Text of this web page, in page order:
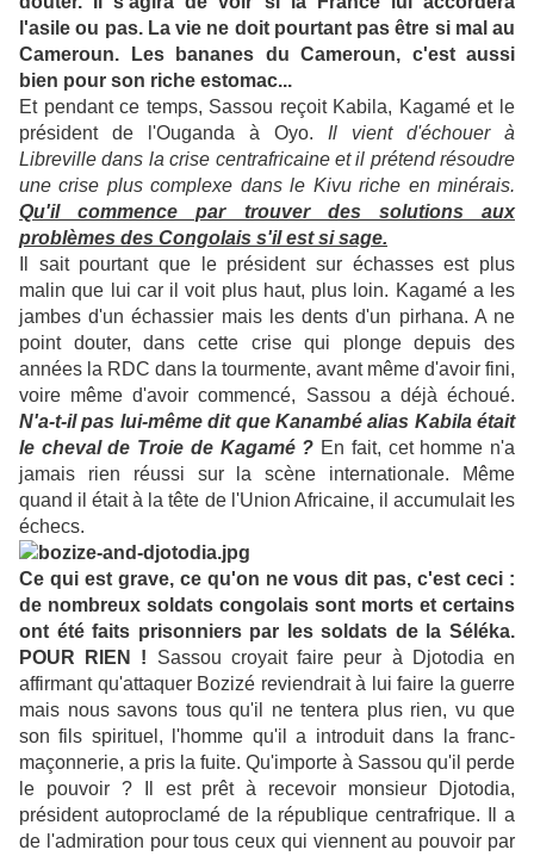
l'asile ou pas. La vie ne doit pourtant pas être si mal au
Cameroun. Les bananes du Cameroun, c'est aussi
bien pour son riche estomac...
Et pendant ce temps, Sassou reçoit Kabila, Kagamé et le
président de l'Ouganda à Oyo. Il vient d'échouer à
Libreville dans la crise centrafricaine et il prétend résoudre
une crise plus complexe dans le Kivu riche en minérais.
Qu'il commence par trouver des solutions aux
problèmes des Congolais s'il est si sage.
Il sait pourtant que le président sur échasses est plus
malin que lui car il voit plus haut, plus loin. Kagamé a les
jambes d'un échassier mais les dents d'un pirhana. A ne
point douter, dans cette crise qui plonge depuis des
années la RDC dans la tourmente, avant même d'avoir fini,
voire même d'avoir commencé, Sassou a déjà échoué.
N'a-t-il pas lui-même dit que Kanambé alias Kabila était
le cheval de Troie de Kagamé ? En fait, cet homme n'a
jamais rien réussi sur la scène internationale. Même
quand il était à la tête de l'Union Africaine, il accumulait les
échecs.
Ce qui est grave, ce qu'on ne vous dit pas, c'est ceci :
de nombreux soldats congolais sont morts et certains
ont été faits prisonniers par les soldats de la Séléka.
POUR RIEN ! Sassou croyait faire peur à Djotodia en
affirmant qu'attaquer Bozizé reviendrait à lui faire la guerre
mais nous savons tous qu'il ne tentera plus rien, vu que
son fils spirituel, l'homme qu'il a introduit dans la franc-
maçonnerie, a pris la fuite. Qu'importe à Sassou qu'il perde
le pouvoir ? Il est prêt à recevoir monsieur Djotodia,
président autoproclamé de la république centrafrique. Il a
de l'admiration pour tous ceux qui viennent au pouvoir par